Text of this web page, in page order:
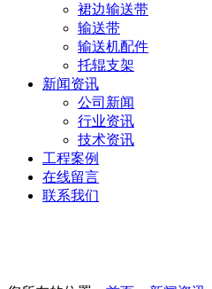
裙边输送带
输送带
输送机配件
托辊支架
新闻资讯
公司新闻
行业资讯
技术资讯
工程案例
在线留言
联系我们